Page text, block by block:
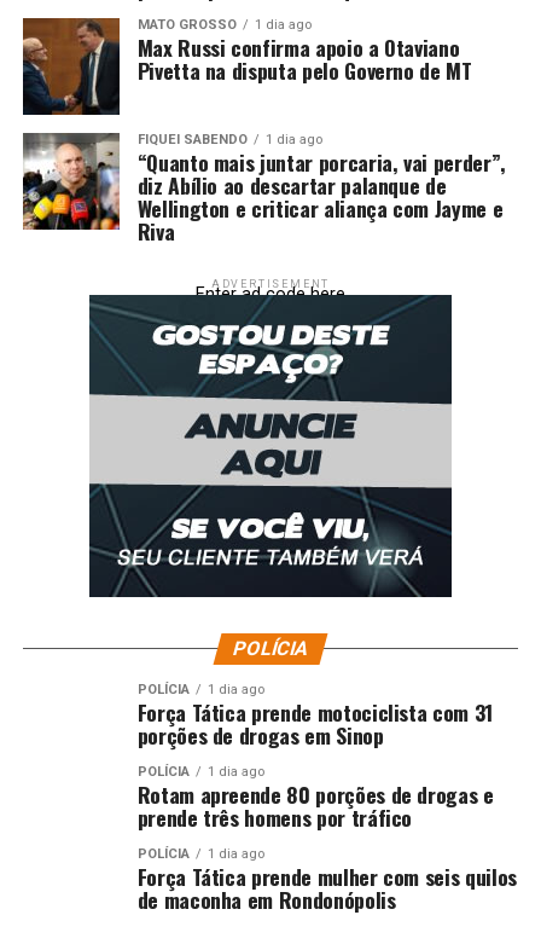
rejeito a preliminar de cerceamento de defesa e nego
provimento ao recurso, mantendo incólume a sentença
vergastada”, diz a decisão.
Fonte: Folhamax
Comentários
RELATED TOPICS: CASAL CONDENAO
DVIDA MANTM MILHO
Pivetta destaca trabalho do Governo para colocar MT no
mapa mundial como potência agrícola
ANTT aprova relatório para concessão entre Rondônia e
Mato Grosso
MATO GROSSO 1 dia ago
Max Russi confirma apoio a Otaviano
Pivetta na disputa pelo Governo de MT
FIQUEI SABENDO 1 dia ago
“Quanto mais juntar porcaria, vai perder”,
diz Abílio ao descartar palanque de
Wellington e criticar aliança com Jayme e
Riva
ADVERTISEMENT
Enter ad code here
POLÍCIA
POLÍCIA 1 dia ago
Força Tática prende motociclista com 31
porções de drogas em Sinop
POLÍCIA 1 dia ago
Rotam apreende 80 porções de drogas e
prende três homens por tráfico
POLÍCIA 1 dia ago
Força Tática prende mulher com seis quilos
de maconha em Rondonópolis